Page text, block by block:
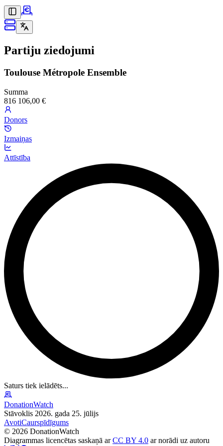
Partiju ziedojumi
Toulouse Métropole Ensemble
Summa
816 106,00 €
Donors
Izmaiņas
Attīstība
Saturs tiek ielādēts...
DonationWatch
Stāvoklis 2026. gada 25. jūlijs
AvotiCaurspīdīgums
© 2026 DonationWatch
Diagrammas licencētas saskaņā arCC BY 4.0 ar norādi uz autoru